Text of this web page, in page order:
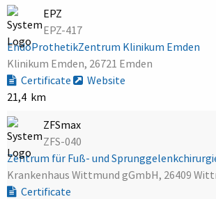
EPZ
EPZ-417
EndoProthetikZentrum Klinikum Emden
Klinikum Emden, 26721 Emden
Certificate
Website
21,4 km
ZFSmax
ZFS-040
Zentrum für Fuß- und
Krankenhaus Wittmund gGmbH, 26409
Certificate